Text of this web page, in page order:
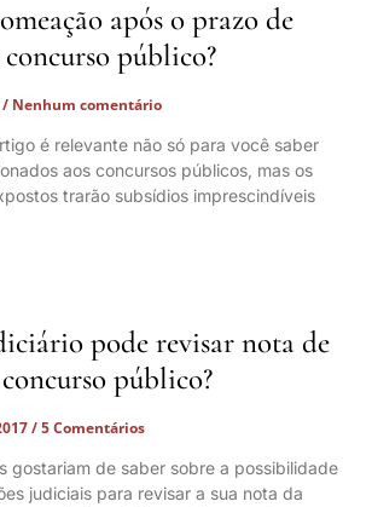
após o prazo de
público?
Nenhum comentário
é relevante não só para você saber
aos concursos públicos, mas os
trarão subsídios imprescindíveis
pode revisar nota de
público?
5 Comentários
gostariam de saber sobre a possibilidade
judiciais para revisar a sua nota da